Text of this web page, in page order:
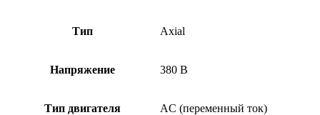
Тип Axial
Напряжение 380 В
Тип двигателя AC (переменный ток)